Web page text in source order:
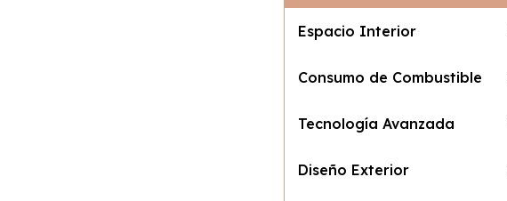
Espacio Interior
Consumo de Combustible
Tecnología Avanzada
Diseño Exterior